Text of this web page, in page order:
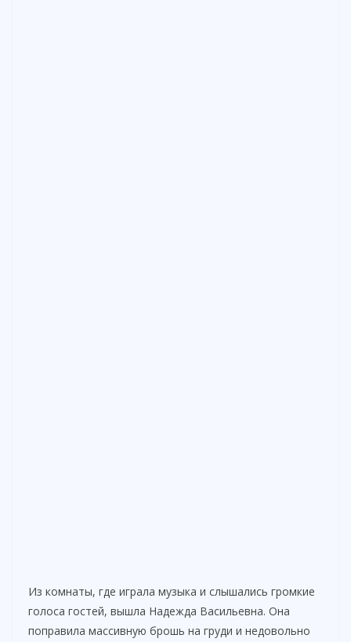
Из комнаты, где играла музыка и слышались громкие
голоса гостей, вышла Надежда Васильевна. Она
поправила массивную брошь на груди и недовольно